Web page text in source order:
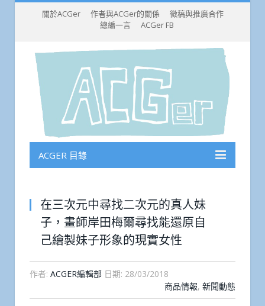
關於ACGer 作者與ACGer的關係
徵稿與推廣合作
總編一言
ACGer FB
ACGER 目錄
在三次元中尋找二次元的真人妹
子，畫師岸田梅爾尋找能還原自
己繪製妹子形象的現實女性
作者: ACGER編輯部 日期: 28/03/2018
商品情報, 新聞動態